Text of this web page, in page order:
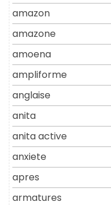
amazon
amazone
amoena
ampliforme
anglaise
anita
anita active
anxiete
apres
armatures